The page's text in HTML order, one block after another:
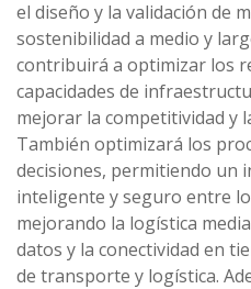
el diseño y la validación de
sostenibilidad a medio y
contribuirá a optimizar los
capacidades de
mejorar la competitividad y
También optimizará los
decisiones, permitiendo un
inteligente y seguro entre
mejorando la logística
datos y la conectividad en
de transporte y logística.